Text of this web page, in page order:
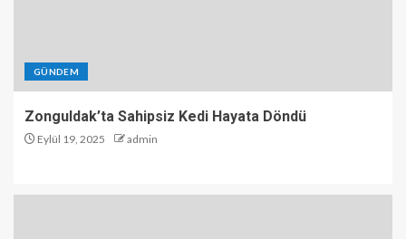
GÜNDEM
Zonguldak’ta Sahipsiz Kedi Hayata Döndü
Eylül 19, 2025 admin